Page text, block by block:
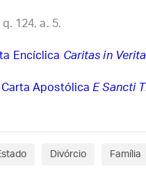
q. 124, a. 5.
Encíclica Caritas in
Carta Apostólica E Sancti
Divórcio Família